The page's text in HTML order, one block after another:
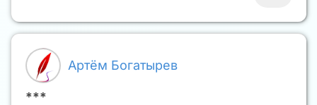
Артём Богатырев
***